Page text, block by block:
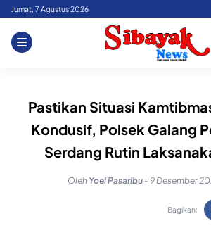
Skip
content
Jumat, 7 Agustus 2026
Pastikan Situasi
Kondusif, Polsek Galang
Serdang Rutin
Oleh Yoel Pasaribu - 9 Desember
Bagikan: